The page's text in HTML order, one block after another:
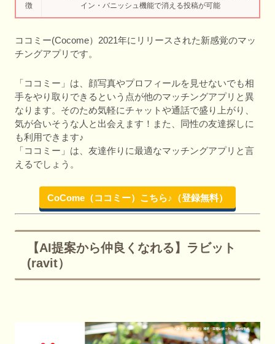
徴
イン・バニッシュ機能で消える投稿が可能
ココミー(Cocome）2021年にリリースされた新感覚のマッ
チングアプリです。
「ココミー」は、顔写真やプロフィールを見せないでも相
手をやり取りできるという点が他のマッチングアプリと異
なります。そのため気軽にチャットや通話で盛り上がり、
気が合いそうな人と出会えます！また、同性の友達探しに
も利用できます♪
「ココミー」は、友達作りに最適なマッチングアプリと言
えるでしょう。
CoCome（ココミー）こちら♪（登録無料）
【AI提案から仲良くなれる】ラビット
(ravit）